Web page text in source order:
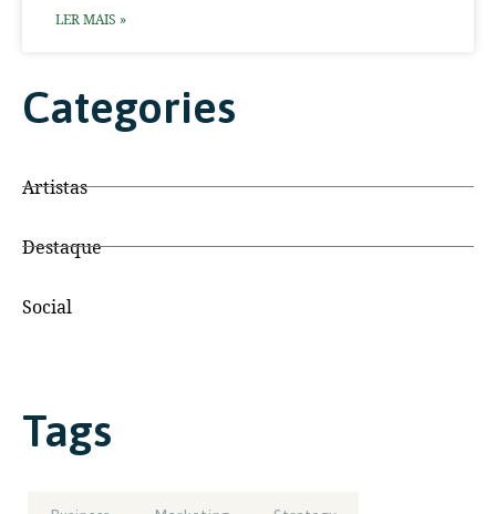
LER MAIS »
Categories
Artistas
Destaque
Social
Tags